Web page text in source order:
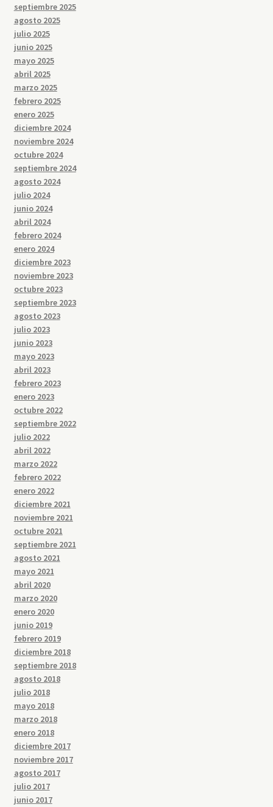
septiembre 2025
agosto 2025
julio 2025
junio 2025
mayo 2025
abril 2025
marzo 2025
febrero 2025
enero 2025
diciembre 2024
noviembre 2024
octubre 2024
septiembre 2024
agosto 2024
julio 2024
junio 2024
abril 2024
febrero 2024
enero 2024
diciembre 2023
noviembre 2023
octubre 2023
septiembre 2023
agosto 2023
julio 2023
junio 2023
mayo 2023
abril 2023
febrero 2023
enero 2023
octubre 2022
septiembre 2022
julio 2022
abril 2022
marzo 2022
febrero 2022
enero 2022
diciembre 2021
noviembre 2021
octubre 2021
septiembre 2021
agosto 2021
mayo 2021
abril 2020
marzo 2020
enero 2020
junio 2019
febrero 2019
diciembre 2018
septiembre 2018
agosto 2018
julio 2018
mayo 2018
marzo 2018
enero 2018
diciembre 2017
noviembre 2017
agosto 2017
julio 2017
junio 2017